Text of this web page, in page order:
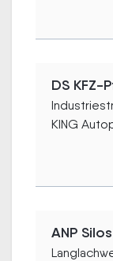
DS KFZ-
KING
ANP